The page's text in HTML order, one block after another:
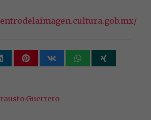
Guerrero